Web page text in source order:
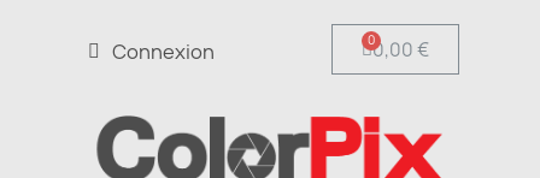
Connexion 0,00 €